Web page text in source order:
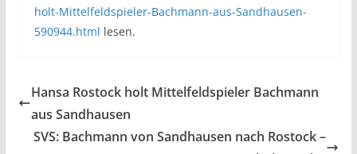
holt-Mittelfeldspieler-Bachmann-aus-Sandhausen-
590944.html lesen.
Hansa Rostock holt Mittelfeldspieler Bachmann
aus Sandhausen
SVS: Bachmann von Sandhausen nach Rostock –